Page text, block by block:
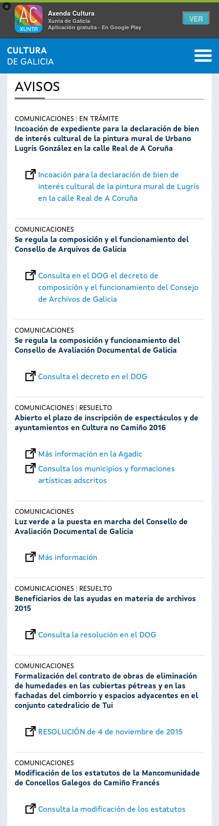
×
Axenda Cultura
Xunta de Galicia
Aplicación gratuíta - En Google Play
VER
Se
encuentra
usted
aquí
INICIO › SERVICIOS 0
AVISOS
COMUNICACIONES EN TRÁMITE
Incoación de expediente para la declaración de bien
de interés cultural de la pintura mural de Urbano
Lugrís González en la calle Real de A Coruña
Incoación para la declaración de bien de
interés cultural de la pintura mural de Lugrís
en la calle Real de A Coruña
COMUNICACIONES
Se regula la composición y el funcionamiento del
Consello de Arquivos de Galicia
Consulta en el DOG el decreto de
composición y el funcionamiento del Consejo
de Archivos de Galicia
COMUNICACIONES
Se regula la composición y funcionamiento del
Consello de Avaliación Documental de Galicia
Consulta el decreto en el DOG
COMUNICACIONES RESUELTO
Abierto el plazo de inscripción de espectáculos y de
ayuntamientos en Cultura no Camiño 2016
Más información en la Agadic
Consulta los municipios y formaciones
artísticas adscritos
COMUNICACIONES
Luz verde a la puesta en marcha del Consello de
Avaliación Documental de Galicia
Más información
COMUNICACIONES RESUELTO
Beneficiarios de las ayudas en materia de archivos
2015
Consulta la resolución en el DOG
COMUNICACIONES
Formalización del contrato de obras de eliminación
de humedades en las cubiertas pétreas y en las
fachadas del cimborrio y espacios adyacentes en el
conjunto catedralicio de Tui
RESOLUCIÓN de 4 de noviembre de 2015
COMUNICACIONES
Modificación de los estatutos de la Mancomunidade
de Concellos Galegos do Camiño Francés
Consulta la modificación de los estatutos